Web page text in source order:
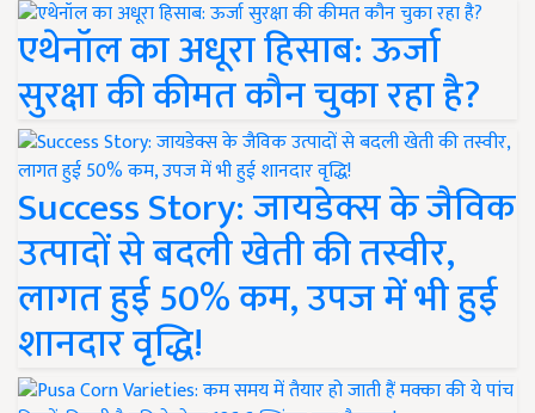
एथेनॉल का अधूरा हिसाब: ऊर्जा
सुरक्षा की कीमत कौन चुका रहा है?
Success Story: जायडेक्स के जैविक
उत्पादों से बदली खेती की तस्वीर,
लागत हुई 50% कम, उपज में भी हुई
शानदार वृद्धि!